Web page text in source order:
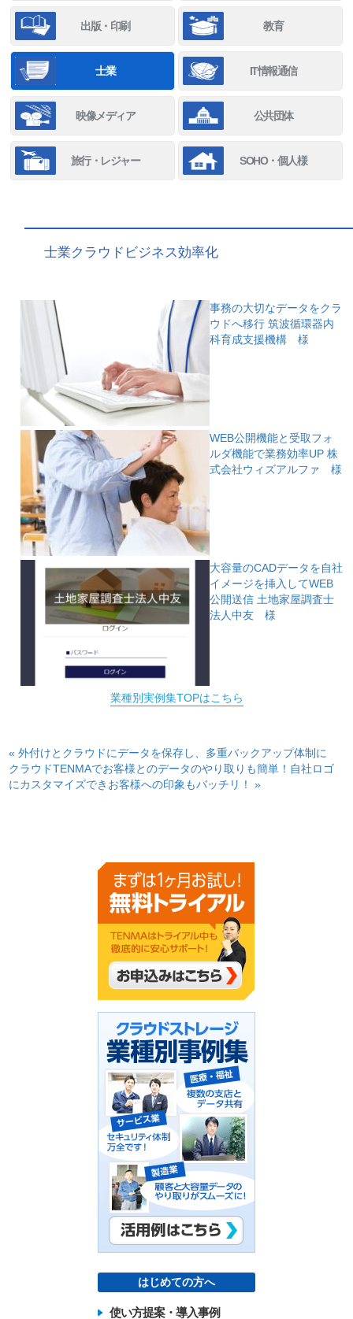
出版・印刷 教育
士業 IT情報通信
映像メディア 公共団体
旅行・レジャー SOHO・個人様
士業クラウドビジネス効率化
事務の大切なデータをクラ
ウドへ移行筑波循環器内
科育成支援機構 様
WEB公開機能と受取フォ
ルダ機能で業務効率UP株
式会社ウィズアルファ 様
大容量のCADデータを自社
イメージを挿入してWEB
公開送信土地家屋調査士
法人中友 様
業種別実例集TOPはこちら
« 外付けとクラウドにデータを保存し、多重バックアップ体制に
クラウドTENMAでお客様とのデータのやり取りも簡単！自社ロゴ
にカスタマイズできお客様への印象もバッチリ！ »
はじめての方へ
使い方提案・導入事例